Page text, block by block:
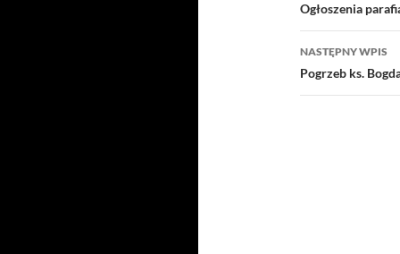
wpisu
Ogłoszenia
NASTĘPNY WPIS
Pogrzeb ks.